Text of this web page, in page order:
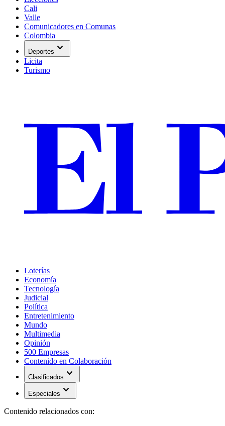
Cali
Valle
Comunicadores en Comunas
Colombia
Deportes expand_more
Licita
Turismo
Loterías
Economía
Tecnología
Judicial
Política
Entretenimiento
Mundo
Multimedia
Opinión
500 Empresas
Contenido en Colaboración
Clasificados expand_more
Especiales expand_more
Contenido relacionados con: